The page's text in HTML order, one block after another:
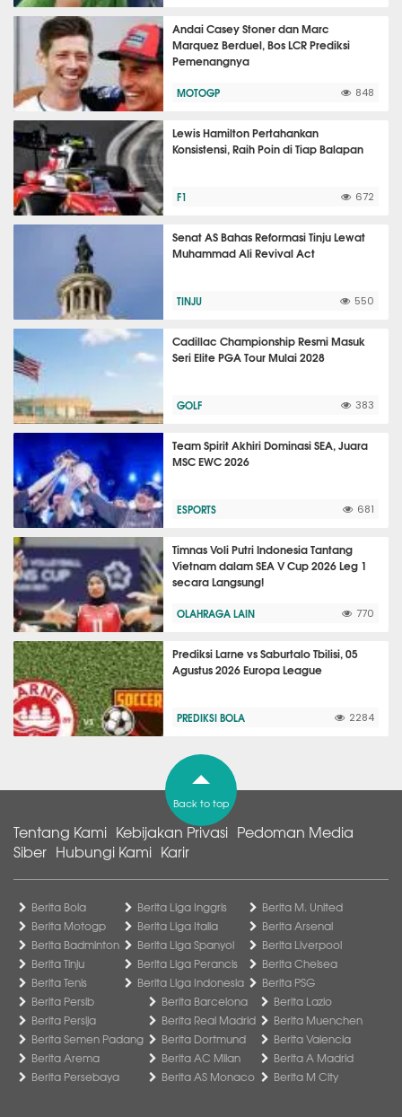
Andai Casey Stoner dan Marc
Marquez Berduel, Bos LCR Prediksi
Pemenangnya
MOTOGP 848
Lewis Hamilton Pertahankan
Konsistensi, Raih Poin di Tiap Balapan
F1 672
Senat AS Bahas Reformasi Tinju Lewat
Muhammad Ali Revival Act
TINJU 550
Cadillac Championship Resmi Masuk
Seri Elite PGA Tour Mulai 2028
GOLF 383
Team Spirit Akhiri Dominasi SEA, Juara
MSC EWC 2026
ESPORTS 681
Timnas Voli Putri Indonesia Tantang
Vietnam dalam SEA V Cup 2026 Leg 1
secara Langsung!
OLAHRAGA LAIN 770
Prediksi Larne vs Saburtalo Tbilisi, 05
Agustus 2026 Europa League
PREDIKSI BOLA 2284
Back to top
Tentang Kami Kebijakan Privasi Pedoman Media
Siber Hubungi Kami Karir
Berita Bola
Berita Motogp
Berita Badminton
Berita Tinju
Berita Tenis
Berita Liga Inggris
Berita Liga Italia
Berita Liga Spanyol
Berita Liga Perancis
Berita Liga Indonesia
Berita M. United
Berita Arsenal
Berita Liverpool
Berita Chelsea
Berita PSG
Berita Persib
Berita Persija
Berita Semen Padang
Berita Arema
Berita Persebaya
Berita Barcelona
Berita Real Madrid
Berita Dortmund
Berita AC Milan
Berita AS Monaco
Berita Lazio
Berita Muenchen
Berita Valencia
Berita A Madrid
Berita M City